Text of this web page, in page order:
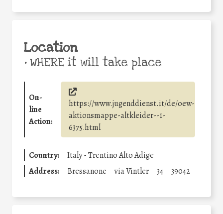
Location
•WHERE it will take place
On-
line
Action:
https://www.jugenddienst.it/de/oew-
aktionsmappe-altkleider--1-
6375.html
Country:
Italy - Trentino Alto Adige
Address:
Bressanone via Vintler 34 39042